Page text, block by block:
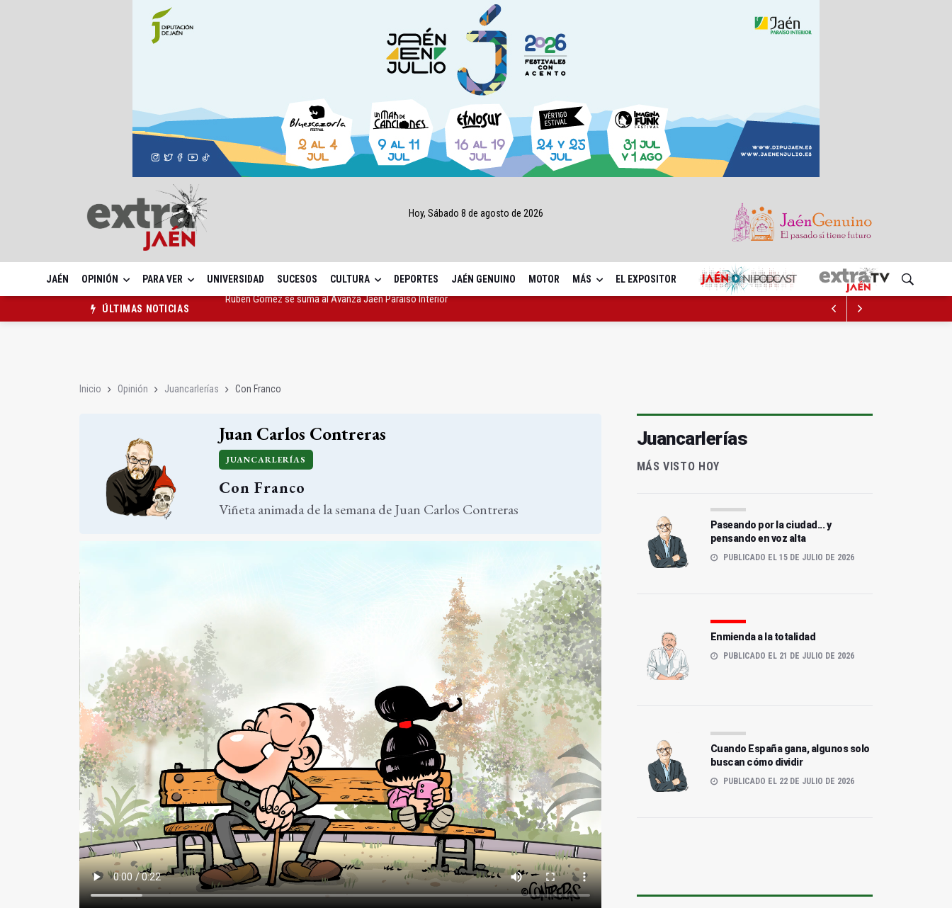
Hoy, Sábado 8 de agosto de 2026
JAÉN OPINIÓN PARA VER UNIVERSIDAD SUCESOS CULTURA DEPORTES JAÉN GENUINO MOTOR MÁS EL EXPOSITOR
ÚLTIMAS NOTICIAS
Inicio Opinión Juancarlerías Con Franco
Juan Carlos Contreras
JUANCARLERÍAS
Con Franco
Viñeta animada de la semana de Juan Carlos Contreras
Juancarlerías
MÁS VISTO HOY
Paseando por la ciudad... y
pensando en voz alta
PUBLICADO EL 15 DE JULIO DE 2026
Enmienda a la totalidad
PUBLICADO EL 21 DE JULIO DE 2026
Cuando España gana, algunos solo
buscan cómo dividir
PUBLICADO EL 22 DE JULIO DE 2026